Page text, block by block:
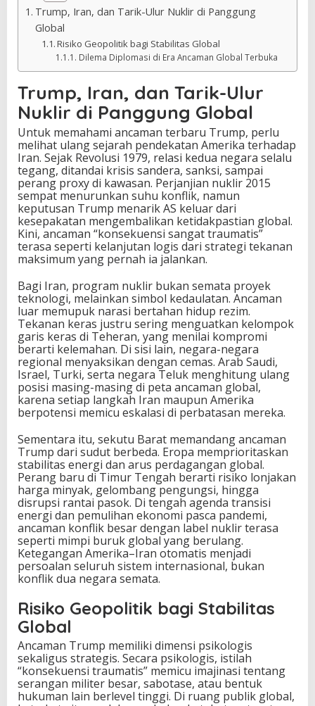
Trump, Iran, dan Tarik-Ulur Nuklir di Panggung
Global
Risiko Geopolitik bagi Stabilitas Global
Dilema Diplomasi di Era Ancaman Global Terbuka
Trump, Iran, dan Tarik-Ulur
Nuklir di Panggung Global
Untuk memahami ancaman terbaru Trump, perlu
melihat ulang sejarah pendekatan Amerika terhadap
Iran. Sejak Revolusi 1979, relasi kedua negara selalu
tegang, ditandai krisis sandera, sanksi, sampai
perang proxy di kawasan. Perjanjian nuklir 2015
sempat menurunkan suhu konflik, namun
keputusan Trump menarik AS keluar dari
kesepakatan mengembalikan ketidakpastian global.
Kini, ancaman “konsekuensi sangat traumatis”
terasa seperti kelanjutan logis dari strategi tekanan
maksimum yang pernah ia jalankan.
Bagi Iran, program nuklir bukan semata proyek
teknologi, melainkan simbol kedaulatan. Ancaman
luar memupuk narasi bertahan hidup rezim.
Tekanan keras justru sering menguatkan kelompok
garis keras di Teheran, yang menilai kompromi
berarti kelemahan. Di sisi lain, negara-negara
regional menyaksikan dengan cemas. Arab Saudi,
Israel, Turki, serta negara Teluk menghitung ulang
posisi masing-masing di peta ancaman global,
karena setiap langkah Iran maupun Amerika
berpotensi memicu eskalasi di perbatasan mereka.
Sementara itu, sekutu Barat memandang ancaman
Trump dari sudut berbeda. Eropa memprioritaskan
stabilitas energi dan arus perdagangan global.
Perang baru di Timur Tengah berarti risiko lonjakan
harga minyak, gelombang pengungsi, hingga
disrupsi rantai pasok. Di tengah agenda transisi
energi dan pemulihan ekonomi pasca pandemi,
ancaman konflik besar dengan label nuklir terasa
seperti mimpi buruk global yang berulang.
Ketegangan Amerika–Iran otomatis menjadi
persoalan seluruh sistem internasional, bukan
konflik dua negara semata.
Risiko Geopolitik bagi Stabilitas
Global
Ancaman Trump memiliki dimensi psikologis
sekaligus strategis. Secara psikologis, istilah
“konsekuensi traumatis” memicu imajinasi tentang
serangan militer besar, sabotase, atau bentuk
hukuman lain berlevel tinggi. Di ruang publik global,